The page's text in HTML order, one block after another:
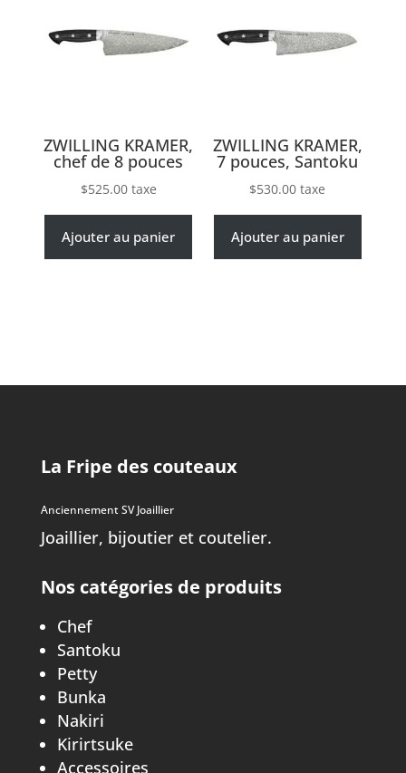
ZWILLING KRAMER,
chef de 8 pouces
$525.00 taxe
Ajouter au panier
ZWILLING KRAMER,
7 pouces, Santoku
$530.00 taxe
Ajouter au panier
La Fripe des couteaux
Anciennement SV Joaillier
Joaillier, bijoutier et coutelier.
Nos catégories de produits
Chef
Santoku
Petty
Bunka
Nakiri
Kirirtsuke
Accessoires